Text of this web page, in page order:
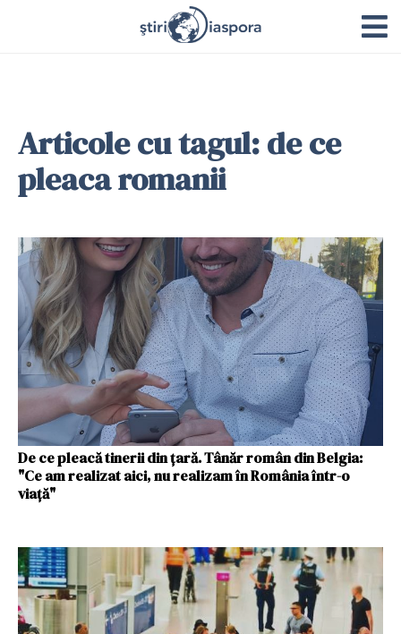
Articole cu tagul: de ce
pleaca romanii
De ce pleacă tinerii din țară. Tânăr român din Belgia:
"Ce am realizat aici, nu realizam în România într-o
viață"